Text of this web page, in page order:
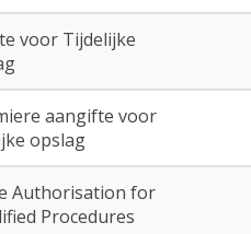
voor Tijdelijke
aangifte voor
opslag
Authorisation for
Procedures